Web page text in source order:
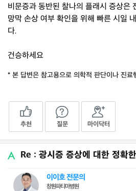
비문증과 동반된 찰나의 플래시 증상은
망막 손상 여부 확인을 위해 빠른 시일
다.
건승하세요
* 본 답변은 참고용으로 의학적 판단이나 진료
추천 질문 마이닥터
Re : 광시증 증상에 대한 정확
이이호 전문의
창원파티마병원